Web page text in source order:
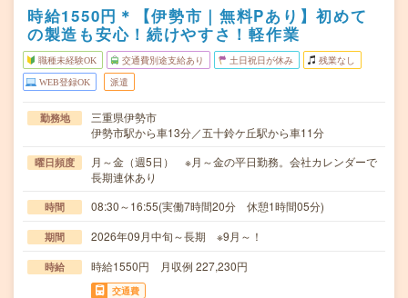
時給1550円＊【伊勢市｜無料Pあり】初めて
の製造も安心！続けやすさ！軽作業
職種未経験OK 交通費別途支給あり 土日祝日が休み 残業なし
WEB登録OK 派遣
勤務地
三重県伊勢市
伊勢市駅から車13分／五十鈴ケ丘駅から車11分
曜日頻度
月～金（週5日） ※月～金の平日勤務。会社カレンダーで
長期連休あり
時間 08:30～16:55(実働7時間20分 休憩1時間05分)
期間 2026年09月中旬～長期 ※9月～！
時給 時給1550円 月収例 227,230円
交通費